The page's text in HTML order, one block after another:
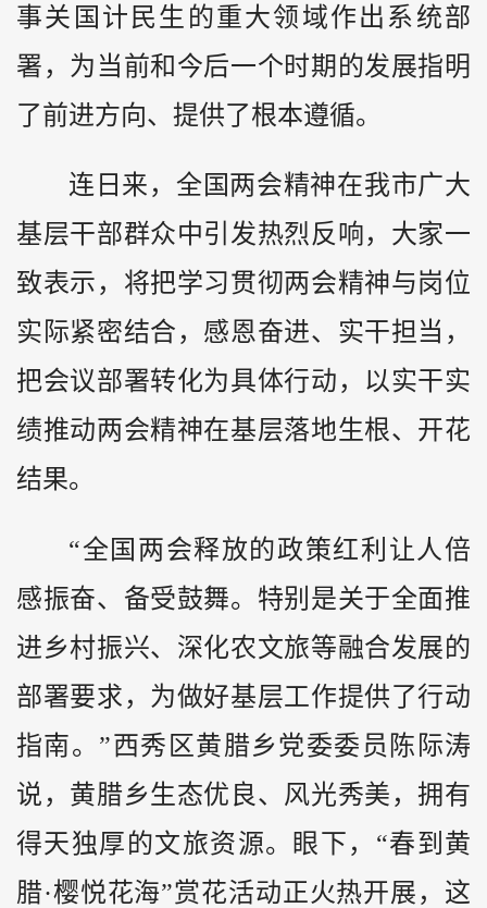
事关国计民生的重大领域作出系统部
署，为当前和今后一个时期的发展指明
了前进方向、提供了根本遵循。
连日来，全国两会精神在我市广大
基层干部群众中引发热烈反响，大家一
致表示，将把学习贯彻两会精神与岗位
实际紧密结合，感恩奋进、实干担当，
把会议部署转化为具体行动，以实干实
绩推动两会精神在基层落地生根、开花
结果。
“全国两会释放的政策红利让人倍
感振奋、备受鼓舞。特别是关于全面推
进乡村振兴、深化农文旅等融合发展的
部署要求，为做好基层工作提供了行动
指南。”西秀区黄腊乡党委委员陈际涛
说，黄腊乡生态优良、风光秀美，拥有
得天独厚的文旅资源。眼下，“春到黄
腊·樱悦花海”赏花活动正火热开展，这